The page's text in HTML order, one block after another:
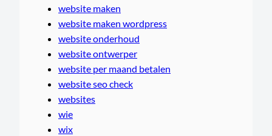
website maken
website maken wordpress
website onderhoud
website ontwerper
website per maand betalen
website seo check
websites
wie
wix